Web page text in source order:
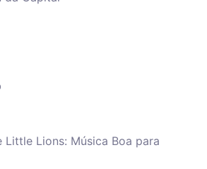
Little Lions: Música Boa para